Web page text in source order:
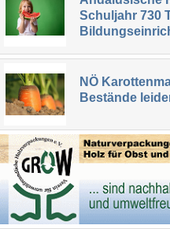
Schuljahr 730
NÖ
Bestände